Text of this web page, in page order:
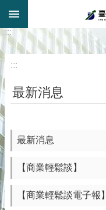
跳到主要內容區塊
:::
:::
最新消息
最新消息
【商業輕鬆談】
【商業輕鬆談電子報】